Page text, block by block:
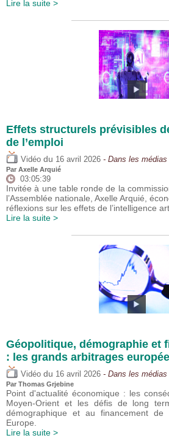
Lire la suite >
Effets structurels prévisibles
de l’emploi
Vidéo du 16 avril 2026 - Dans les médias
Par Axelle Arquié
03:05:39
Invitée à une table ronde de la
l’Assemblée nationale, Axelle Arquié,
réflexions sur les effets de l’intelligence
Lire la suite >
Géopolitique, démographie et
: les grands arbitrages
Vidéo du 16 avril 2026 - Dans les médias
Par Thomas Grjebine
Point d'actualité économique : les
Moyen-Orient et les défis de long
démographique et au financement
Europe.
Lire la suite >